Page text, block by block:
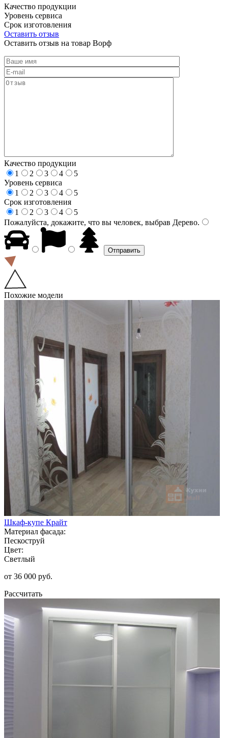
Качество продукции
Уровень сервиса
Срок изготовления
Оставить отзыв
Оставить отзыв на товар Ворф
Качество продукции
1
2 3 4
5
Уровень сервиса
1
2 3 4
5
Срок изготовления
1
2 3 4
5
Пожалуйста, докажите, что вы человек, выбрав Дерево.
Похожие модели
Шкаф-купе Крайт
Материал фасада:
Пескоструй
Цвет:
Светлый
от 36 000 руб.
Рассчитать